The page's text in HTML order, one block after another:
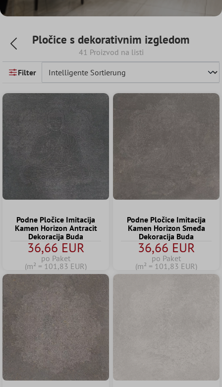
Pločice s dekorativnim izgledom
41 Proizvod na listi
Filter
Podne Pločice Imitacija
Kamen Horizon Antracit
Dekoracija Buda
36,66 EUR
po Paket
(m² = 101,83 EUR)
Podne Pločice Imitacija
Kamen Horizon Smeđa
Dekoracija Buda
36,66 EUR
po Paket
(m² = 101,83 EUR)